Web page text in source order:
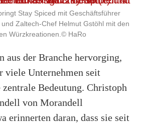
Stay Spiced mit Geschäftsführer
Zaltech-Chef Helmut Gstöhl mit den
Würzkreationen.© HaRo
aus der Branche hervorging,
viele Unternehmen seit
zentrale Bedeutung. Christoph
von Morandell
erinnerten daran, dass sie seit